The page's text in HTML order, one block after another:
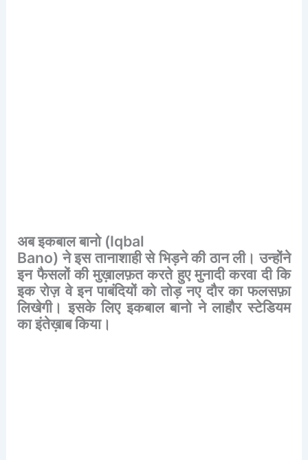
अबइकबालबानो(Iqbal
Bano)ने इस तानाशाही से भिड़ने की ठान ली। उन्होंने
इन फैसलों की मुख़ालफ़त करते हुए मुनादी करवा दी कि
इक रोज़ वे इन पाबंदियों को तोड़ नए दौर का फलसफ़ा
लिखेगी। इसके लिए इकबाल बानो ने लाहौर स्टेडियम
काइंतेख़ाबकिया।